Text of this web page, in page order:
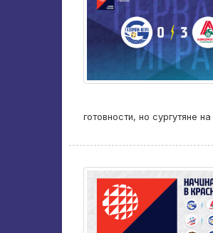
готовности, но сургутяне на